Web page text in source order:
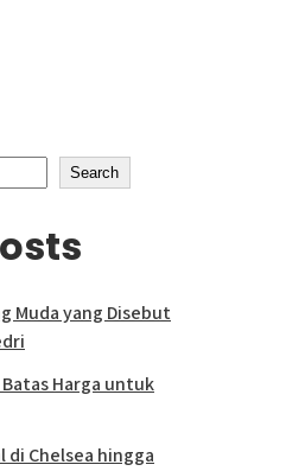
Search
Muda yang Disebut
Harga untuk
di Chelsea hingga